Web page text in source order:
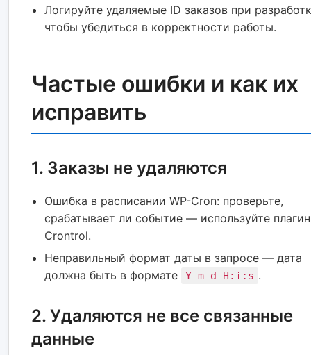
Логируйте удаляемые ID заказов при
чтобы убедиться в корректности работы.
Частые ошибки и как их
исправить
1. Заказы не удаляются
Ошибка в расписании WP-Cron: проверьте,
срабатывает ли событие — используйте
Crontrol.
Неправильный формат даты в запросе — дата
должна быть в формате
Y-m-d H:i:s .
2. Удаляются не все связанные
данные